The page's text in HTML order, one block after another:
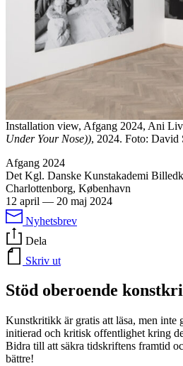
Installation view, Afgang 2024, Ani
Under Your Nose)), 2024. Foto: David
Afgang 2024
Det Kgl. Danske Kunstakademi
Charlottenborg, København
12 april — 20 maj 2024
Nyhetsbrev
Dela
Skriv ut
Stöd oberoende
Kunstkritikk är gratis att läsa, men inte
initierad och kritisk offentlighet kring
Bidra till att säkra tidskriftens framtid
bättre!